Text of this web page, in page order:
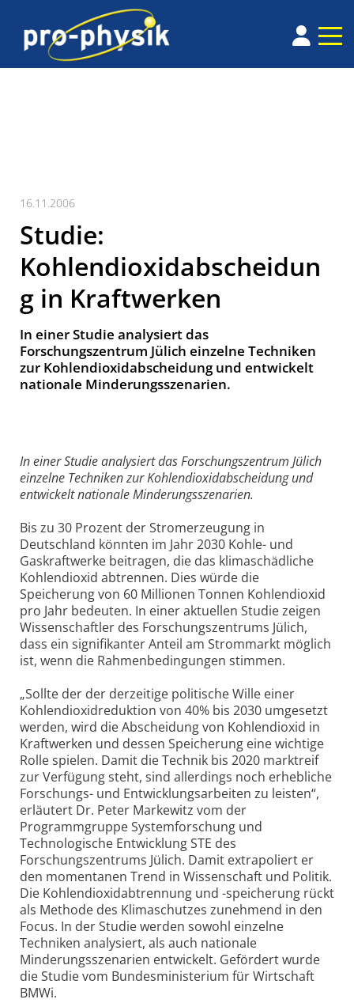
16.11.2006
Studie:
Kohlendioxidabscheidun
g in Kraftwerken
In einer Studie analysiert das
Forschungszentrum Jülich einzelne Techniken
zur Kohlendioxidabscheidung und entwickelt
nationale Minderungsszenarien.
In einer Studie analysiert das Forschungszentrum Jülich
einzelne Techniken zur Kohlendioxidabscheidung und
entwickelt nationale Minderungsszenarien.
Bis zu 30 Prozent der Stromerzeugung in
Deutschland könnten im Jahr 2030 Kohle- und
Gaskraftwerke beitragen, die das klimaschädliche
Kohlendioxid abtrennen. Dies würde die
Speicherung von 60 Millionen Tonnen Kohlendioxid
pro Jahr bedeuten. In einer aktuellen Studie zeigen
Wissenschaftler des Forschungszentrums Jülich,
dass ein signifikanter Anteil am Strommarkt möglich
ist, wenn die Rahmenbedingungen stimmen.
„Sollte der der derzeitige politische Wille einer
Kohlendioxidreduktion von 40% bis 2030 umgesetzt
werden, wird die Abscheidung von Kohlendioxid in
Kraftwerken und dessen Speicherung eine wichtige
Rolle spielen. Damit die Technik bis 2020 marktreif
zur Verfügung steht, sind allerdings noch erhebliche
Forschungs- und Entwicklungsarbeiten zu leisten“,
erläutert Dr. Peter Markewitz vom der
Programmgruppe Systemforschung und
Technologische Entwicklung STE des
Forschungszentrums Jülich. Damit extrapoliert er
den momentanen Trend in Wissenschaft und Politik.
Die Kohlendioxidabtrennung und -speicherung rückt
als Methode des Klimaschutzes zunehmend in den
Focus. In der Studie werden sowohl einzelne
Techniken analysiert, als auch nationale
Minderungsszenarien entwickelt. Gefördert wurde
die Studie vom Bundesministerium für Wirtschaft
BMWi.